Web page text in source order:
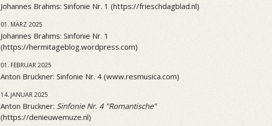
Johannes Brahms: Sinfonie Nr. 1 (https://frieschdagblad.nl)
01. MÄRZ 2025
Johannes Brahms: Sinfonie Nr. 1
(https://hermitageblog.wordpress.com)
01. FEBRUAR 2025
Anton Bruckner: Sinfonie Nr. 4 (www.resmusica.com)
14. JANUAR 2025
Anton Bruckner: Sinfonie Nr. 4 "Romantische"
(https://denieuwemuze.nl)